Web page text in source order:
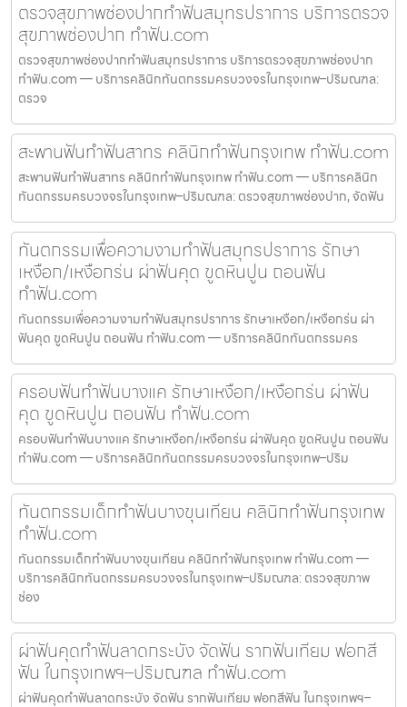
ตรวจสุขภาพช่องปากทำฟันสมุทรปราการ บริการตรวจ
สุขภาพช่องปาก ทำฟัน.com
ตรวจสุขภาพช่องปากทำฟันสมุทรปราการ บริการตรวจสุขภาพช่องปาก
ทำฟัน.com — บริการคลินิกทันตกรรมครบวงจรในกรุงเทพ–ปริมณฑล:
ตรวจ
สะพานฟันทำฟันสาทร คลินิกทำฟันกรุงเทพ ทำฟัน.com
สะพานฟันทำฟันสาทร คลินิกทำฟันกรุงเทพ ทำฟัน.com — บริการคลินิก
ทันตกรรมครบวงจรในกรุงเทพ–ปริมณฑล: ตรวจสุขภาพช่องปาก, จัดฟัน
ทันตกรรมเพื่อความงามทำฟันสมุทรปราการ รักษา
เหงือก/เหงือกร่น ผ่าฟันคุด ขูดหินปูน ถอนฟัน
ทำฟัน.com
ทันตกรรมเพื่อความงามทำฟันสมุทรปราการ รักษาเหงือก/เหงือกร่น ผ่า
ฟันคุด ขูดหินปูน ถอนฟัน ทำฟัน.com — บริการคลินิกทันตกรรมคร
ครอบฟันทำฟันบางแค รักษาเหงือก/เหงือกร่น ผ่าฟัน
คุด ขูดหินปูน ถอนฟัน ทำฟัน.com
ครอบฟันทำฟันบางแค รักษาเหงือก/เหงือกร่น ผ่าฟันคุด ขูดหินปูน ถอนฟัน
ทำฟัน.com — บริการคลินิกทันตกรรมครบวงจรในกรุงเทพ–ปริม
ทันตกรรมเด็กทำฟันบางขุนเทียน คลินิกทำฟันกรุงเทพ
ทำฟัน.com
ทันตกรรมเด็กทำฟันบางขุนเทียน คลินิกทำฟันกรุงเทพ ทำฟัน.com —
บริการคลินิกทันตกรรมครบวงจรในกรุงเทพ–ปริมณฑล: ตรวจสุขภาพ
ช่อง
ผ่าฟันคุดทำฟันลาดกระบัง จัดฟัน รากฟันเทียม ฟอกสี
ฟัน ในกรุงเทพฯ–ปริมณฑล ทำฟัน.com
ผ่าฟันคุดทำฟันลาดกระบัง จัดฟัน รากฟันเทียม ฟอกสีฟัน ในกรุงเทพฯ–